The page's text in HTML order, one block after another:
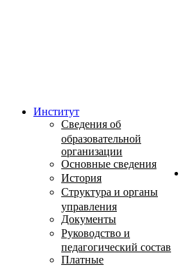
Институт
Сведения об
образовательной
организации
Основные сведения
История
Структура и органы
управления
Документы
Руководство и
педагогический состав
Платные